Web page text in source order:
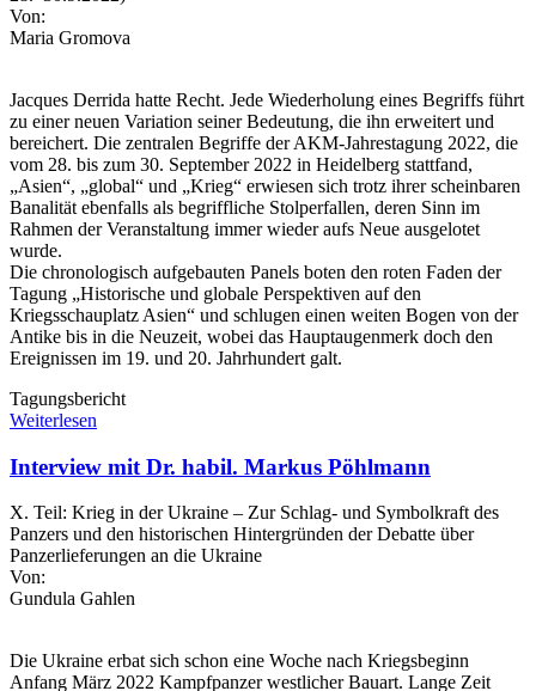
Von:
Maria Gromova
Jacques Derrida hatte Recht. Jede Wiederholung eines Begriffs führt
zu einer neuen Variation seiner Bedeutung, die ihn erweitert und
bereichert. Die zentralen Begriffe der AKM-Jahrestagung 2022, die
vom 28. bis zum 30. September 2022 in Heidelberg stattfand,
„Asien“, „global“ und „Krieg“ erwiesen sich trotz ihrer scheinbaren
Banalität ebenfalls als begriffliche Stolperfallen, deren Sinn im
Rahmen der Veranstaltung immer wieder aufs Neue ausgelotet
wurde.
Die chronologisch aufgebauten Panels boten den roten Faden der
Tagung „Historische und globale Perspektiven auf den
Kriegsschauplatz Asien“ und schlugen einen weiten Bogen von der
Antike bis in die Neuzeit, wobei das Hauptaugenmerk doch den
Ereignissen im 19. und 20. Jahrhundert galt.
Tagungsbericht
Weiterlesen
Interview mit Dr. habil. Markus Pöhlmann
X. Teil: Krieg in der Ukraine – Zur Schlag- und Symbolkraft des
Panzers und den historischen Hintergründen der Debatte über
Panzerlieferungen an die Ukraine
Von:
Gundula Gahlen
Die Ukraine erbat sich schon eine Woche nach Kriegsbeginn
Anfang März 2022 Kampfpanzer westlicher Bauart. Lange Zeit